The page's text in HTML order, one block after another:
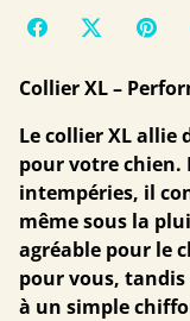
Collier XL –
Le collier XL
pour votre chien.
intempéries, il
même sous la
agréable pour le
pour vous,
à un simple